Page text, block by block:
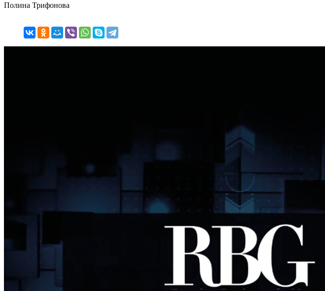
Полина Трифонова